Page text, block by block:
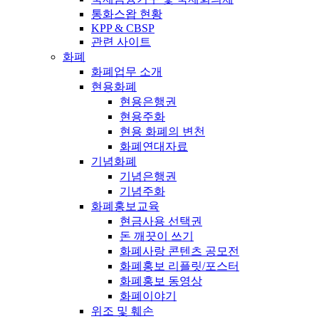
통화스왑 현황
KPP & CBSP
관련 사이트
화폐
화폐업무 소개
현용화폐
현용은행권
현용주화
현용 화폐의 변천
화폐연대자료
기념화폐
기념은행권
기념주화
화폐홍보교육
현금사용 선택권
돈 깨끗이 쓰기
화폐사랑 콘텐츠 공모전
화폐홍보 리플릿/포스터
화폐홍보 동영상
화폐이야기
위조 및 훼손